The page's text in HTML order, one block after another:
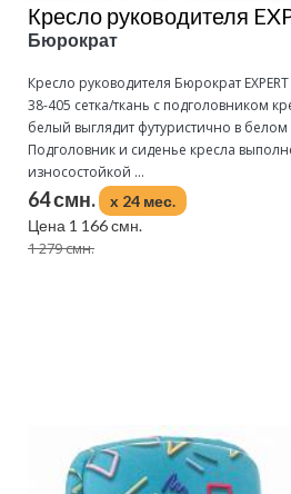
Кресло руководителя
Бюрократ
Кресло руководителя Бюрократ
38-405 сетка/ткань с подголовником
белый выглядит футуристично в белом
Подголовник и сиденье кресла
износостойкой ...
64 смн.
x 24 мес.
Цена 1 166 смн.
1 279 смн.